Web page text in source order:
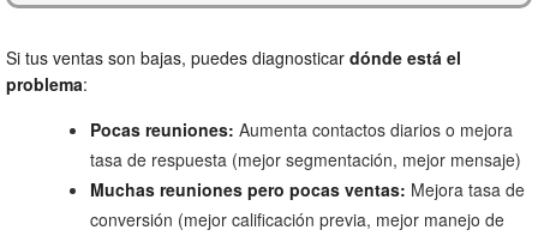
Si tus ventas son bajas, puedes diagnosticar dónde está el
problema:
Pocas reuniones: Aumenta contactos diarios o mejora
tasa de respuesta (mejor segmentación, mejor mensaje)
Muchas reuniones pero pocas ventas: Mejora tasa de
conversión (mejor calificación previa, mejor manejo de